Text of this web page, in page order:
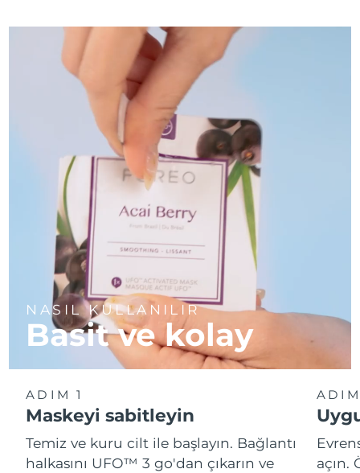
NASIL KULLANILIR
Basit ve kolay
ADIM 1
Maskeyi sabitleyin
Temiz ve kuru cilt ile başlayın. Bağlantı
halkasını UFO™ 3 go'dan çıkarın ve
açın.